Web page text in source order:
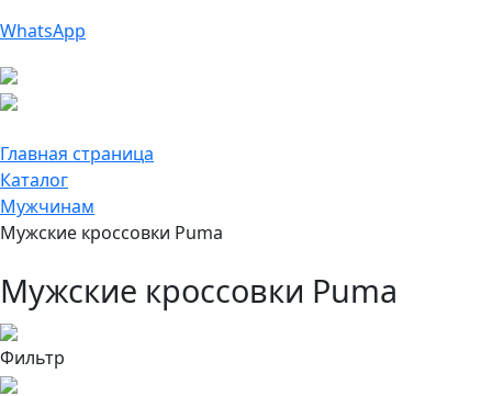
WhatsApp
Главная страница
Каталог
Мужчинам
Мужские кроссовки Puma
Мужские кроссовки Puma
Фильтр